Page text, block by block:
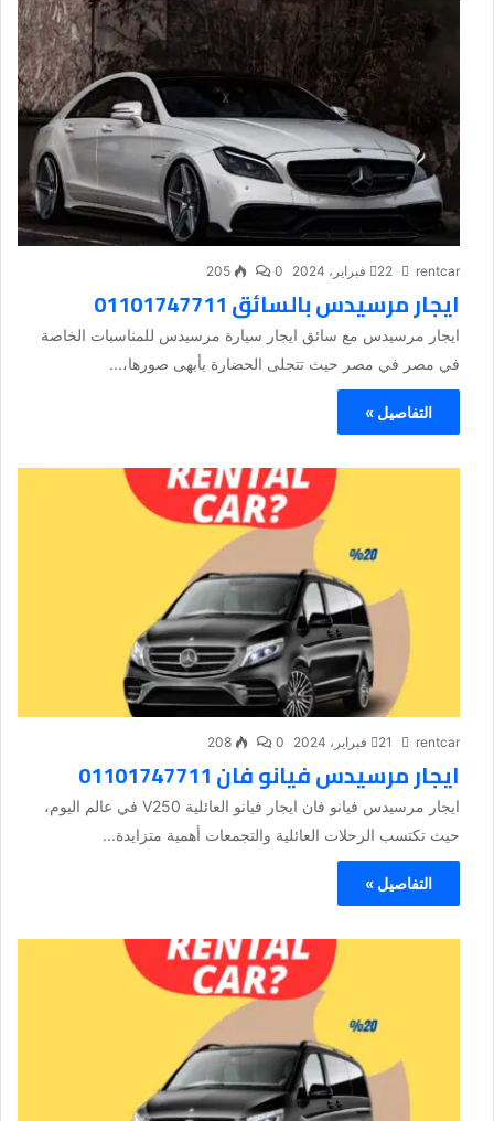
rentcar 22 فبراير، 2024 0
205
ايجار مرسيدس بالسائق 01101747711
ايجار مرسيدس مع سائق ايجار سيارة مرسيدس للمناسبات الخاصة
في مصر في مصر حيث تتجلى الحضارة بأبهى صورها،...
التفاصيل »
rentcar 21 فبراير، 2024 0
208
ايجار مرسيدس فيانو فان 01101747711
ايجار مرسيدس فيانو فان ايجار فيانو العائلية V250 في عالم اليوم،
حيث تكتسب الرحلات العائلية والتجمعات أهمية متزايدة...
التفاصيل »